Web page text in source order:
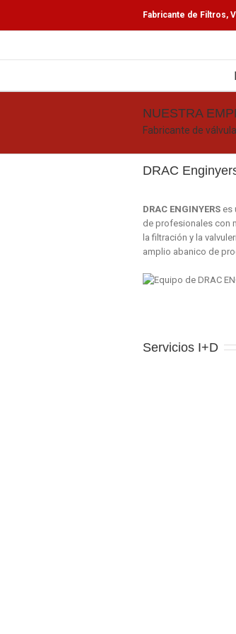
Fabricante de Filtros,
NUESTRA
Fabricante de
DRAC
DRAC ENGINYERS es
de profesionales con
la filtración y la
amplio abanico de
Servicios I+D